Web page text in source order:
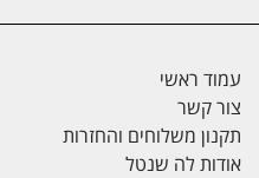
עמוד ראשי
צור קשר
תקנון משלוחים והחזרות
אודות לה שנטל